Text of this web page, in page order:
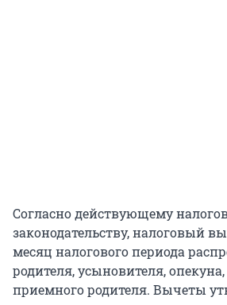
Согласно действующему
законодательству, налоговый
месяц налогового периода
родителя, усыновителя,
приемного родителя. Вычеты